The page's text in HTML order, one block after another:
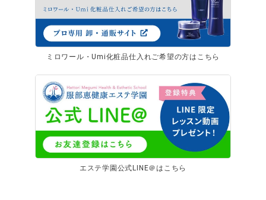
ミロワール・Umi化粧品仕入れご希望の方はこちら
エステ学園公式LINE＠はこちら